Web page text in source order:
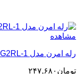
مشاهده
رله امرن مدل G2RL-1 دارای 24 ولت 12 آمپر 5 پین
تومان ۲۴۷,۶۸۰